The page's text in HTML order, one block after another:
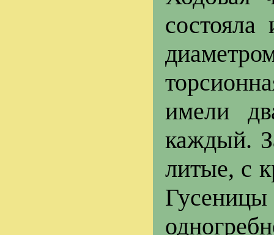
имели
каждый.
литые, с